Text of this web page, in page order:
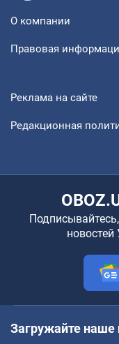
О компании
Правовая
Реклама на сайте
Редакционная
Загружайте